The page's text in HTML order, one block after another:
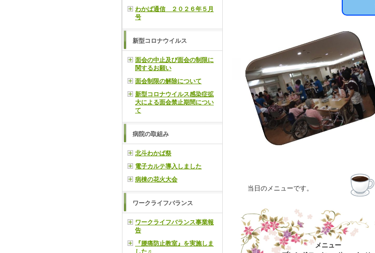
当日のメニューです。
メニュー
わかば通信 ２０２６年５月
号
新型コロナウイルス
面会の中止及び面会の制限に
関するお願い
面会制限の解除について
新型コロナウイルス感染症拡
大による面会禁止期間につい
て
病院の取組み
北斗わかば祭
電子カルテ導入しました
病棟の花火大会
ワークライフバランス
ワークライフバランス事業報
告
『腰痛防止教室』を実施しま
した♬